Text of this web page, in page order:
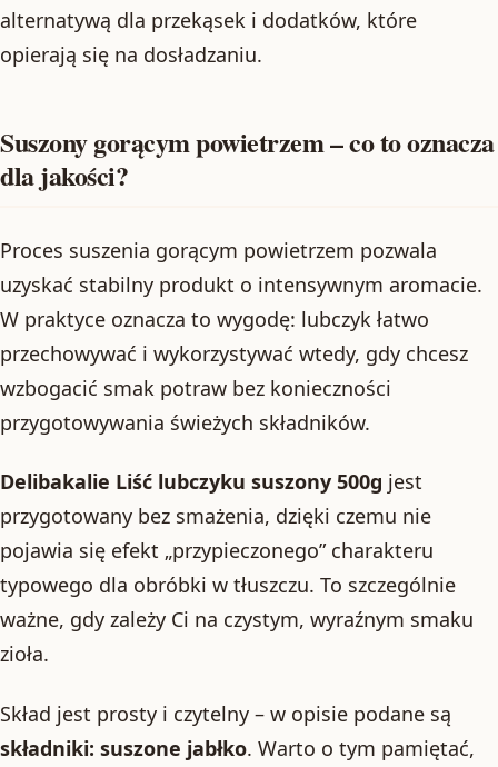
alternatywą dla przekąsek i dodatków, które
opierają się na dosładzaniu.
Suszony gorącym powietrzem – co to oznacza
dla jakości?
Proces suszenia gorącym powietrzem pozwala
uzyskać stabilny produkt o intensywnym aromacie.
W praktyce oznacza to wygodę: lubczyk łatwo
przechowywać i wykorzystywać wtedy, gdy chcesz
wzbogacić smak potraw bez konieczności
przygotowywania świeżych składników.
Delibakalie Liść lubczyku suszony 500g jest
przygotowany bez smażenia, dzięki czemu nie
pojawia się efekt „przypieczonego” charakteru
typowego dla obróbki w tłuszczu. To szczególnie
ważne, gdy zależy Ci na czystym, wyraźnym smaku
zioła.
Skład jest prosty i czytelny – w opisie podane są
składniki: suszone jabłko. Warto o tym pamiętać,